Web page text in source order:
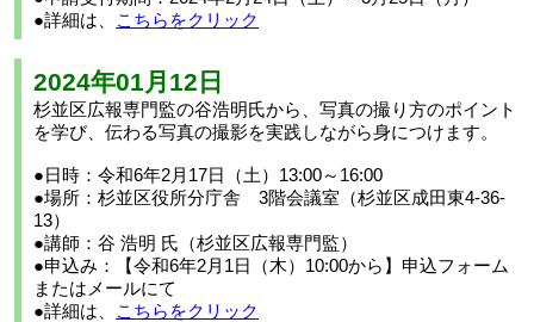
●詳細は、
こちらをクリック
2024年01月12日
杉並区広報専門監の谷浩明氏から、写真の撮り方のポイント
を学び、伝わる写真の撮影を実践しながら身につけます。
●日時：令和6年2月17日（土）13:00～16:00
●場所：杉並区役所分庁舎 3階会議室（杉並区成田東4-36-
13）
●講師：谷 浩明 氏（杉並区広報専門監）
●申込み：【令和6年2月1日（木）10:00から】申込フォーム
またはメールにて
●詳細は、
こちらをクリック